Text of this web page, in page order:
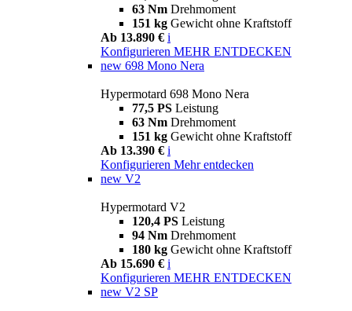
63 Nm Drehmoment
151 kg Gewicht ohne Kraftstoff
Ab 13.890 € i
Konfigurieren MEHR ENTDECKEN
new 698 Mono Nera
Hypermotard 698 Mono Nera
77,5 PS Leistung
63 Nm Drehmoment
151 kg Gewicht ohne Kraftstoff
Ab 13.390 € i
Konfigurieren Mehr entdecken
new V2
Hypermotard V2
120,4 PS Leistung
94 Nm Drehmoment
180 kg Gewicht ohne Kraftstoff
Ab 15.690 € i
Konfigurieren MEHR ENTDECKEN
new V2 SP